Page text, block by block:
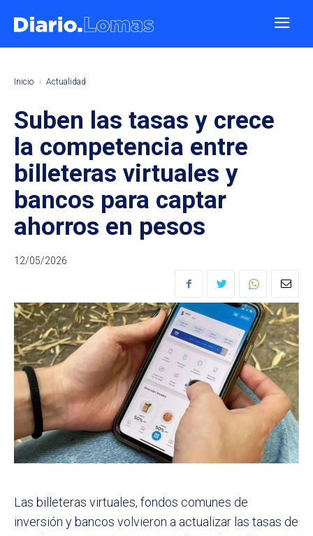
Inicio Actualidad
Suben las tasas y crece
la competencia entre
billeteras virtuales y
bancos para captar
ahorros en pesos
12/05/2026
Las billeteras virtuales, fondos comunes de
inversión y bancos volvieron a actualizar las tasas de